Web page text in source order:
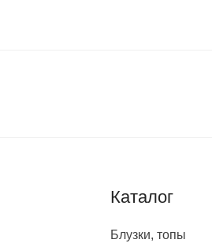
Каталог
Блузки, топы